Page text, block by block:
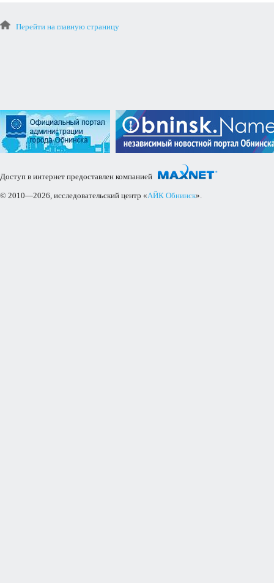
Перейти на главную страницу
Доступ в интернет предоставлен компанией
© 2010—2026, исследовательский центр «АЙК Обнинск».